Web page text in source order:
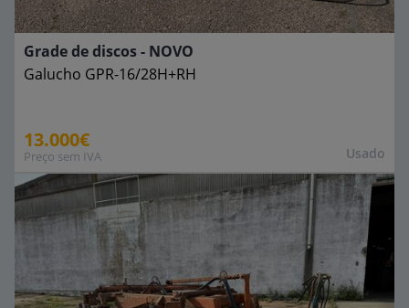
Usado
Grade de discos - NOVO
Galucho GPR-16/28H+RH
13.000€
Preço sem IVA